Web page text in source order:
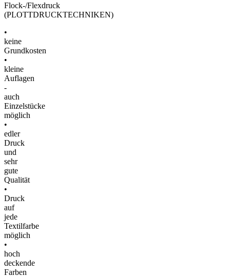
Flock-/Flexdruck
(PLOTTDRUCKTECHNIKEN)
•
keine
Grundkosten
•
kleine
Auflagen
-
auch
Einzelstücke
möglich
•
edler
Druck
und
sehr
gute
Qualität
•
Druck
auf
jede
Textilfarbe
möglich
•
hoch
deckende
Farben